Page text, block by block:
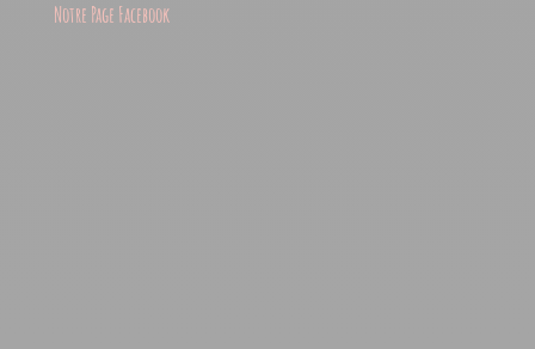
Notre Page Facebook